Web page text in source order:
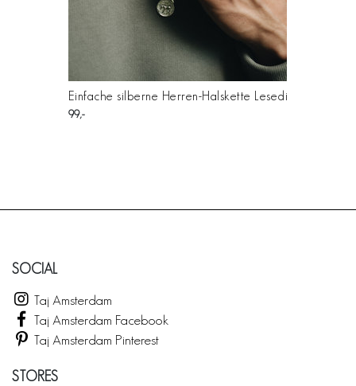
Einfache silberne Herren-Halskette Lesedi
99
SOCIAL
Taj Amsterdam
Taj Amsterdam Facebook
Taj Amsterdam Pinterest
STORES